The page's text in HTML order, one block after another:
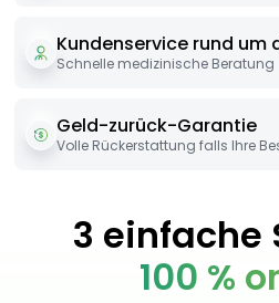
Kundenservice rund um
Schnelle medizinische Beratung
Geld-zurück-Garantie
Volle Rückerstattung falls Ihre
3 einfache
100 %